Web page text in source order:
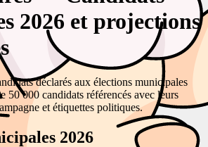
2026 et projections
déclarés aux élections municipales
50 000 candidats référencés avec leurs
et étiquettes politiques.
2026